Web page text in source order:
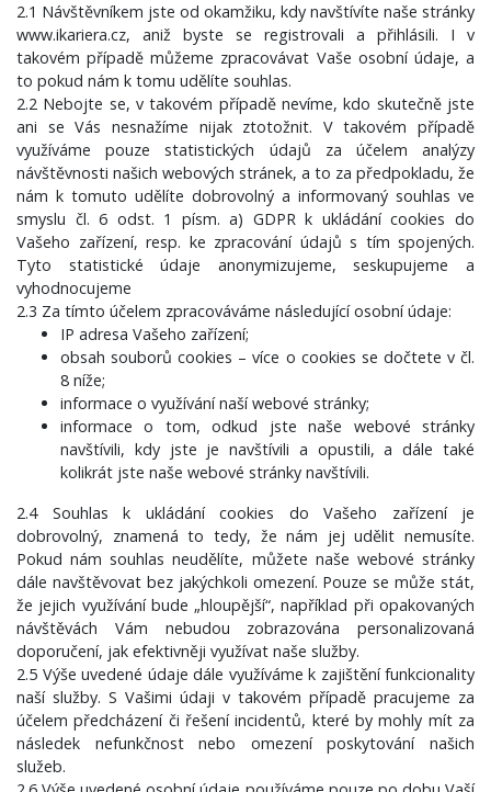
2.1 Návštěvníkem jste od okamžiku, kdy navštívíte naše stránky
www.ikariera.cz, aniž byste se registrovali a přihlásili. I v
takovém případě můžeme zpracovávat Vaše osobní údaje, a
to pokud nám k tomu udělíte souhlas.
2.2 Nebojte se, v takovém případě nevíme, kdo skutečně jste
ani se Vás nesnažíme nijak ztotožnit. V takovém případě
využíváme pouze statistických údajů za účelem analýzy
návštěvnosti našich webových stránek, a to za předpokladu, že
nám k tomuto udělíte dobrovolný a informovaný souhlas ve
smyslu čl. 6 odst. 1 písm. a) GDPR k ukládání cookies do
Vašeho zařízení, resp. ke zpracování údajů s tím spojených.
Tyto statistické údaje anonymizujeme, seskupujeme a
vyhodnocujeme
2.3 Za tímto účelem zpracováváme následující osobní údaje:
IP adresa Vašeho zařízení;
obsah souborů cookies – více o cookies se dočtete v čl.
8 níže;
informace o využívání naší webové stránky;
informace o tom, odkud jste naše webové stránky
navštívili, kdy jste je navštívili a opustili, a dále také
kolikrát jste naše webové stránky navštívili.
2.4 Souhlas k ukládání cookies do Vašeho zařízení je
dobrovolný, znamená to tedy, že nám jej udělit nemusíte.
Pokud nám souhlas neudělíte, můžete naše webové stránky
dále navštěvovat bez jakýchkoli omezení. Pouze se může stát,
že jejich využívání bude „hloupější“, například při opakovaných
návštěvách Vám nebudou zobrazována personalizovaná
doporučení, jak efektivněji využívat naše služby.
2.5 Výše uvedené údaje dále využíváme k zajištění funkcionality
naší služby. S Vašimi údaji v takovém případě pracujeme za
účelem předcházení či řešení incidentů, které by mohly mít za
následek nefunkčnost nebo omezení poskytování našich
služeb.